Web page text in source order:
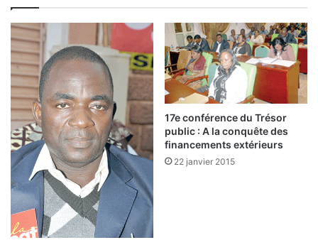
é
p
r
e
u
v
e
d
e
l
a
c
r
s
e
u
v
e
r
t
l
a
s
é
a
n
c
d
u
17e conférence du Trésor
public : A la conquête des
financements extérieurs
22 janvier 2015